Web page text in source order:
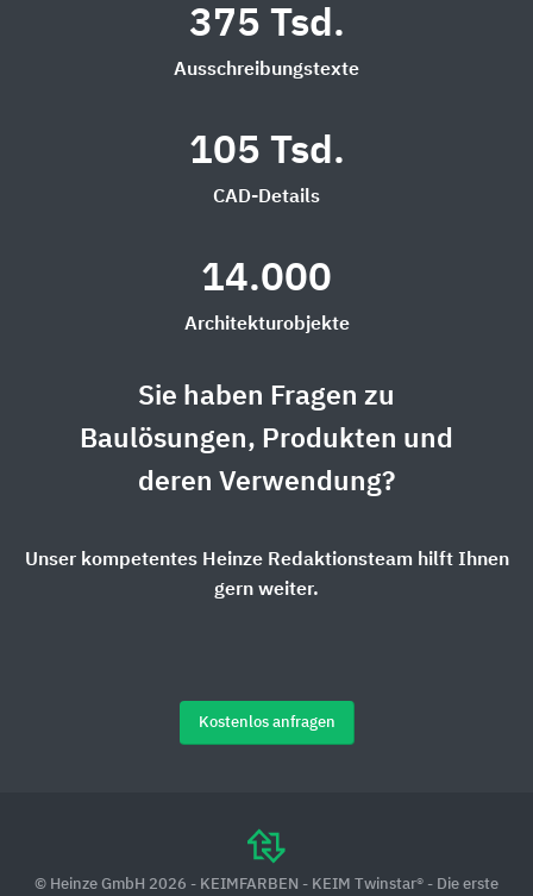
375 Tsd.
Ausschreibungstexte
105 Tsd.
CAD-Details
14.000
Architekturobjekte
Sie haben Fragen zu
Baulösungen, Produkten und
deren Verwendung?
Unser kompetentes Heinze Redaktionsteam hilft Ihnen
gern weiter.
Kostenlos anfragen
© Heinze GmbH 2026 - KEIMFARBEN - KEIM Twinstar® - Die erste